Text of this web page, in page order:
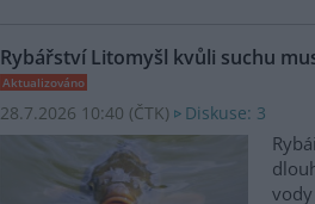
Rybářství Litomyšl kvůli suchu
Aktualizováno
28.7.2026 10:40 (ČTK) Diskuse: 3